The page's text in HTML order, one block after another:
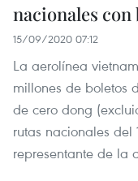
nacionales
15/09/2020 07:12
La aerolínea
millones de boletos
de cero dong
rutas nacionales del
representante de la